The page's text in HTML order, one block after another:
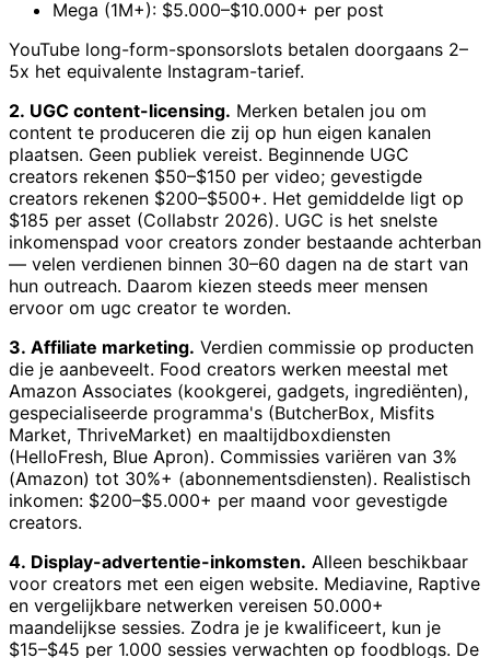
Mega (1M+): $5.000–$10.000+ per post
YouTube long-form-sponsorslots betalen doorgaans 2–
5x het equivalente Instagram-tarief.
2. UGC content-licensing. Merken betalen jou om
content te produceren die zij op hun eigen kanalen
plaatsen. Geen publiek vereist. Beginnende UGC
creators rekenen $50–$150 per video; gevestigde
creators rekenen $200–$500+. Het gemiddelde ligt op
$185 per asset (Collabstr 2026). UGC is het snelste
inkomenspad voor creators zonder bestaande achterban
— velen verdienen binnen 30–60 dagen na de start van
hun outreach. Daarom kiezen steeds meer mensen
ervoor om ugc creator te worden.
3. Affiliate marketing. Verdien commissie op producten
die je aanbeveelt. Food creators werken meestal met
Amazon Associates (kookgerei, gadgets, ingrediënten),
gespecialiseerde programma's (ButcherBox, Misfits
Market, ThriveMarket) en maaltijdboxdiensten
(HelloFresh, Blue Apron). Commissies variëren van 3%
(Amazon) tot 30%+ (abonnementsdiensten). Realistisch
inkomen: $200–$5.000+ per maand voor gevestigde
creators.
4. Display-advertentie-inkomsten. Alleen beschikbaar
voor creators met een eigen website. Mediavine, Raptive
en vergelijkbare netwerken vereisen 50.000+
maandelijkse sessies. Zodra je je kwalificeert, kun je
$15–$45 per 1.000 sessies verwachten op foodblogs. De